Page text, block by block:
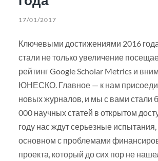
17/01/2017
Ключевыми достижениями 2016
стали не только увеличение
рейтинг Google Scholar Metrics и
ЮНЕСКО. Главное — к нам
новых журналов, и мы с вами стали
000 научных статей в открытом
году нас ждут серьезные
основном с проблемами
проекта, который до сих пор не